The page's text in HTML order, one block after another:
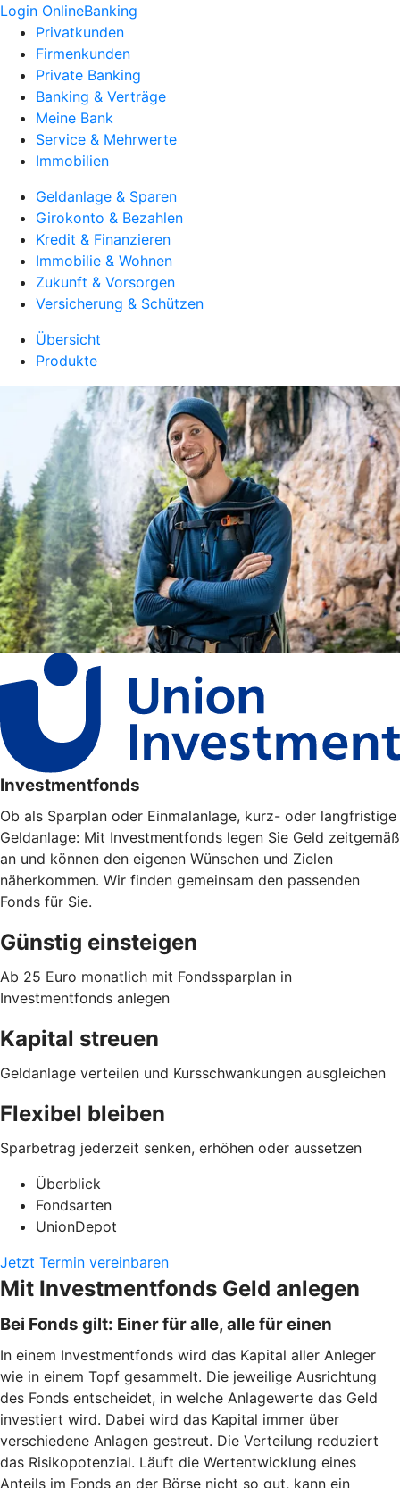
Login OnlineBanking
Privatkunden
Firmenkunden
Private Banking
Banking & Verträge
Meine Bank
Service & Mehrwerte
Immobilien
Geldanlage & Sparen
Girokonto & Bezahlen
Kredit & Finanzieren
Immobilie & Wohnen
Zukunft & Vorsorgen
Versicherung & Schützen
Übersicht
Produkte
Investmentfonds
Ob als Sparplan oder Einmalanlage, kurz- oder langfristige
Geldanlage: Mit Investmentfonds legen Sie Geld zeitgemäß
an und können den eigenen Wünschen und Zielen
näherkommen. Wir finden gemeinsam den passenden
Fonds für Sie.
Günstig einsteigen
Ab 25 Euro monatlich mit Fondssparplan in
Investmentfonds anlegen
Kapital streuen
Geldanlage verteilen und Kursschwankungen ausgleichen
Flexibel bleiben
Sparbetrag jederzeit senken, erhöhen oder aussetzen
Überblick
Fondsarten
UnionDepot
Jetzt Termin vereinbaren
Mit Investmentfonds Geld anlegen
Bei Fonds gilt: Einer für alle, alle für einen
In einem Investmentfonds wird das Kapital aller Anleger
wie in einem Topf gesammelt. Die jeweilige Ausrichtung
des Fonds entscheidet, in welche Anlagewerte das Geld
investiert wird. Dabei wird das Kapital immer über
verschiedene Anlagen gestreut. Die Verteilung reduziert
das Risikopotenzial. Läuft die Wertentwicklung eines
Anteils im Fonds an der Börse nicht so gut, kann ein